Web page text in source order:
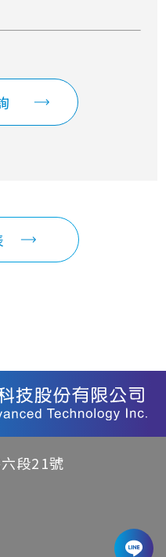
段21號